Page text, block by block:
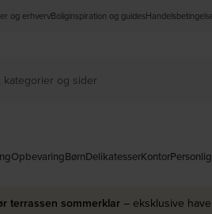
og erhvervBoliginspiration og guides
OpbevaringBørnDelikatesserKontor
terrassen sommerklar – eksklusive